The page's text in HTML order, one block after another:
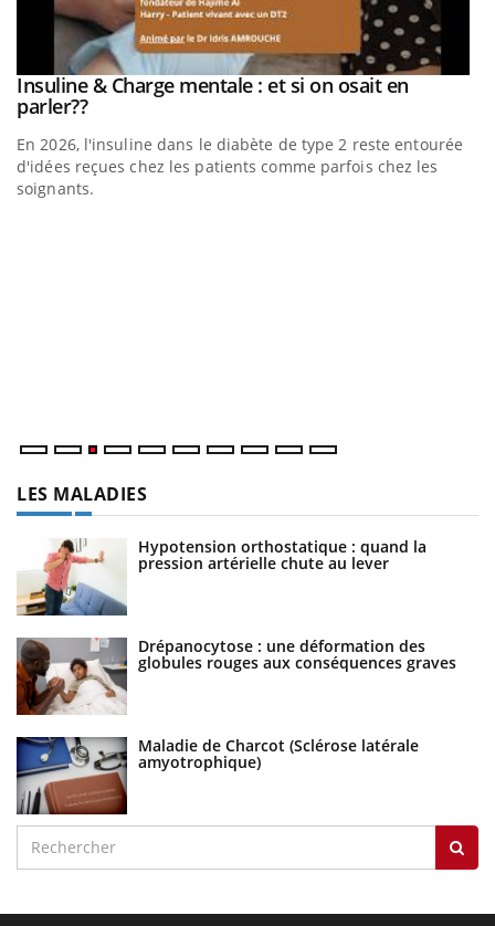
Youtube
Insuline & Charge mentale : et si on osait en
parler??Youtube
En 2026, l'insuline dans le diabète de type 2 reste entourée
d'idées reçues chez les patients comme parfois chez les
soignants.
LES MALADIES
Hypotension orthostatique : quand la
pression artérielle chute au lever
Drépanocytose : une déformation des
globules rouges aux conséquences graves
Maladie de Charcot (Sclérose latérale
amyotrophique)